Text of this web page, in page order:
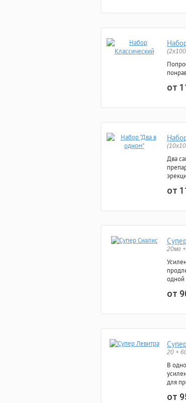
от
Два
от
20мг
одной
от
20 +
В
для
от